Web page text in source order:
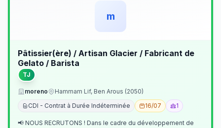
m
Pâtissier(ère) / Artisan Glacier / Fabricant de
Gelato / Barista
TJ
moreno
Hammam Lif, Ben Arous (2050)
CDI - Contrat à Durée Indéterminée
16/07 1
📢 NOUS RECRUTONS ! Dans le cadre du développement de